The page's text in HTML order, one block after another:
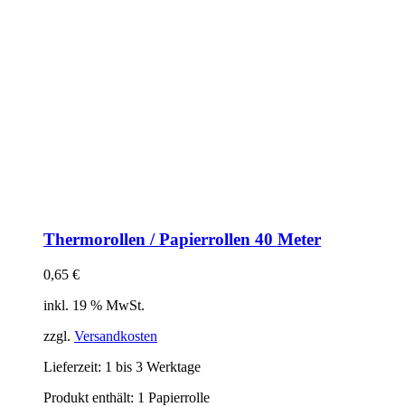
Thermorollen / Papierrollen 40 Meter
0,65 €
inkl. 19 % MwSt.
zzgl. Versandkosten
Lieferzeit: 1 bis 3 Werktage
Produkt enthält: 1 Papierrolle